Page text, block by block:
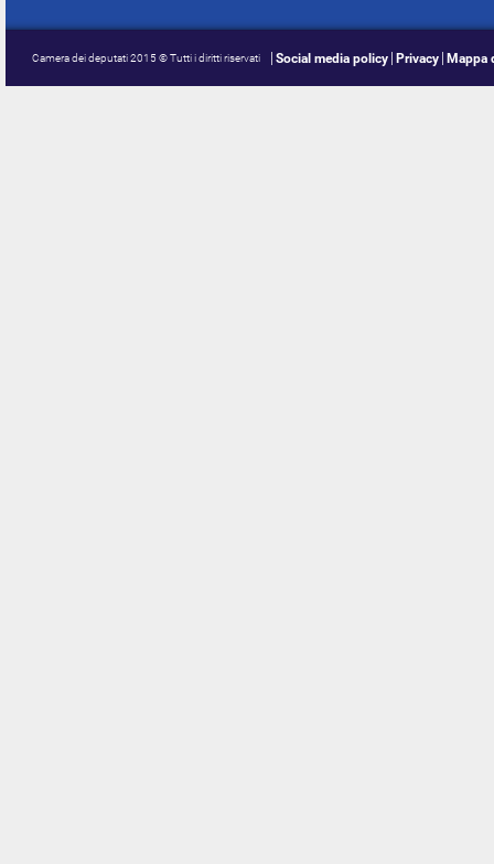
Camera dei deputati 2015 © Tutti i diritti riservati Social media policy Privacy Mappa